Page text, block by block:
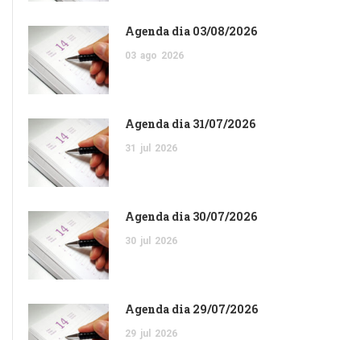
Agenda dia 03/08/2026
03 ago 2026
Agenda dia 31/07/2026
31 jul 2026
Agenda dia 30/07/2026
30 jul 2026
Agenda dia 29/07/2026
29 jul 2026